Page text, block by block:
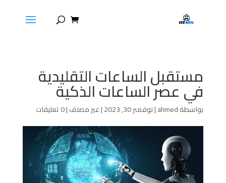
مستقبل الساعات التقليدية
في عصر الساعات الذكية
بواسطةahmed
|نوفمبر 30, 2023 |غير مصنف|0 تعليقات